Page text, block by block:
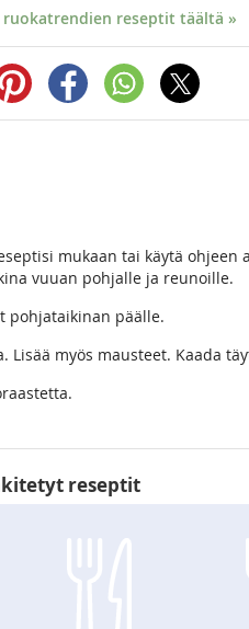
reseptit täältä »
mukaan tai käytä
vuuan pohjalle ja reunoille.
pohjataikinan päälle.
Lisää myös mausteet. Kaada
reseptit